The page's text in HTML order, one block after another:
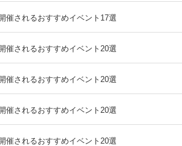
催されるおすすめイベント17選
催されるおすすめイベント20選
催されるおすすめイベント20選
催されるおすすめイベント20選
催されるおすすめイベント20選